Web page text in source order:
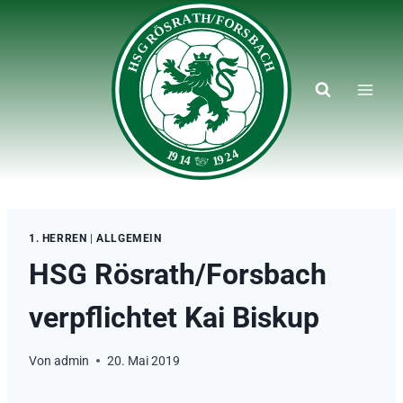
1. HERREN |ALLGEMEIN
HSG Rösrath/Forsbach
verpflichtet Kai Biskup
Von admin 20. Mai 2019